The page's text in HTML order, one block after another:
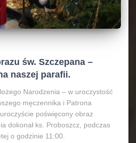
św. Szczepana –
naszej parafii.
Narodzenia – w uroczystość
męczennika i Patrona
poświęcony obraz
dokonał ks. Proboszcz, podczas
o godzinie 11:00.